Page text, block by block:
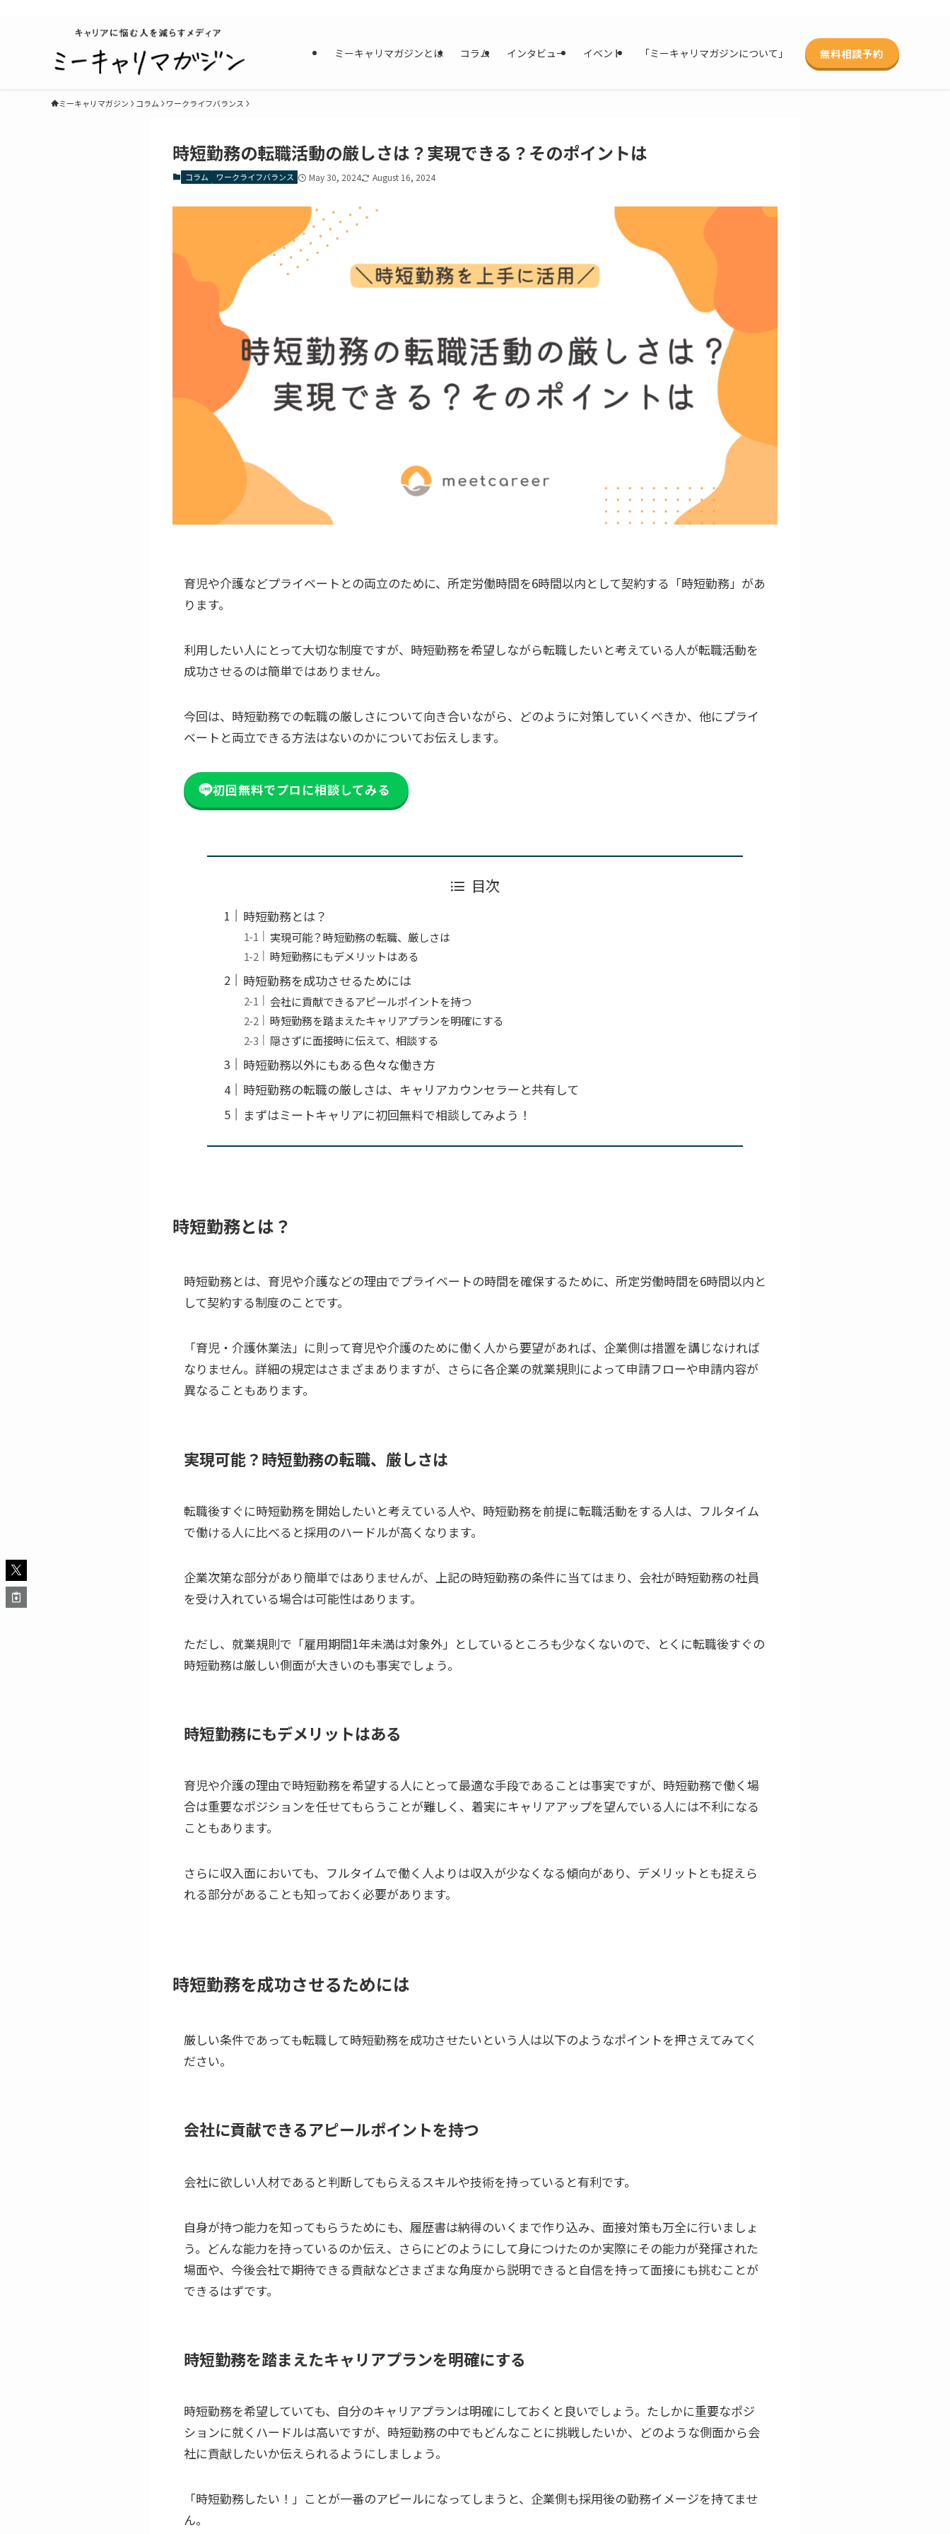
ミーキャリマガジンとは コラム インタビュー イベント 「ミーキャリマガジンについて」 無料相談予約
ミーキャリマガジン コラム ワークライフバランス
時短勤務の転職活動の厳しさは？実現できる？そのポイントは
コラム ワークライフバランス May 30, 2024 August 16, 2024
育児や介護などプライベートとの両立のために、所定労働時間を6時間以内として契約する「時短勤務」があ
ります。
利用したい人にとって大切な制度ですが、時短勤務を希望しながら転職したいと考えている人が転職活動を
成功させるのは簡単ではありません。
今回は、時短勤務での転職の厳しさについて向き合いながら、どのように対策していくべきか、他にプライ
ベートと両立できる方法はないのかについてお伝えします。
初回無料でプロに相談してみる
目次
時短勤務とは？
実現可能？時短勤務の転職、厳しさは
時短勤務にもデメリットはある
時短勤務を成功させるためには
会社に貢献できるアピールポイントを持つ
時短勤務を踏まえたキャリアプランを明確にする
隠さずに面接時に伝えて、相談する
時短勤務以外にもある色々な働き方
時短勤務の転職の厳しさは、キャリアカウンセラーと共有して
まずはミートキャリアに初回無料で相談してみよう！
時短勤務とは？
時短勤務とは、育児や介護などの理由でプライベートの時間を確保するために、所定労働時間を6時間以内と
して契約する制度のことです。
「育児・介護休業法」に則って育児や介護のために働く人から要望があれば、企業側は措置を講じなければ
なりません。詳細の規定はさまざまありますが、さらに各企業の就業規則によって申請フローや申請内容が
異なることもあります。
実現可能？時短勤務の転職、厳しさは
転職後すぐに時短勤務を開始したいと考えている人や、時短勤務を前提に転職活動をする人は、フルタイム
で働ける人に比べると採用のハードルが高くなります。
企業次第な部分があり簡単ではありませんが、上記の時短勤務の条件に当てはまり、会社が時短勤務の社員
を受け入れている場合は可能性はあります。
ただし、就業規則で「雇用期間1年未満は対象外」としているところも少なくないので、とくに転職後すぐの
時短勤務は厳しい側面が大きいのも事実でしょう。
時短勤務にもデメリットはある
育児や介護の理由で時短勤務を希望する人にとって最適な手段であることは事実ですが、時短勤務で働く場
合は重要なポジションを任せてもらうことが難しく、着実にキャリアアップを望んでいる人には不利になる
こともあります。
さらに収入面においても、フルタイムで働く人よりは収入が少なくなる傾向があり、デメリットとも捉えら
れる部分があることも知っておく必要があります。
時短勤務を成功させるためには
厳しい条件であっても転職して時短勤務を成功させたいという人は以下のようなポイントを押さえてみてく
ださい。
会社に貢献できるアピールポイントを持つ
会社に欲しい人材であると判断してもらえるスキルや技術を持っていると有利です。
自身が持つ能力を知ってもらうためにも、履歴書は納得のいくまで作り込み、面接対策も万全に行いましょ
う。どんな能力を持っているのか伝え、さらにどのようにして身につけたのか実際にその能力が発揮された
場面や、今後会社で期待できる貢献などさまざまな角度から説明できると自信を持って面接にも挑むことが
できるはずです。
時短勤務を踏まえたキャリアプランを明確にする
時短勤務を希望していても、自分のキャリアプランは明確にしておくと良いでしょう。たしかに重要なポジ
ションに就くハードルは高いですが、時短勤務の中でもどんなことに挑戦したいか、どのような側面から会
社に貢献したいか伝えられるようにしましょう。
「時短勤務したい！」ことが一番のアピールになってしまうと、企業側も採用後の勤務イメージを持てませ
ん。